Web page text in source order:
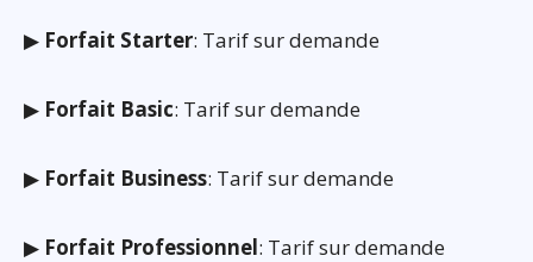
▶ Forfait Starter: Tarif sur demande
▶ Forfait Basic: Tarif sur demande
▶ Forfait Business: Tarif sur demande
▶ Forfait Professionnel: Tarif sur demande